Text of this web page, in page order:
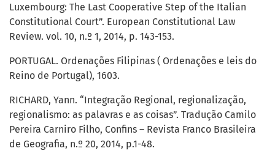
Luxembourg: The Last Cooperative Step of the Italian
Constitutional Court”. European Constitutional Law
Review. vol. 10, n.º 1, 2014, p. 143-153.
PORTUGAL. Ordenações Filipinas ( Ordenações e leis do
Reino de Portugal), 1603.
RICHARD, Yann. “Integração Regional, regionalização,
regionalismo: as palavras e as coisas”. Tradução Camilo
Pereira Carniro Filho, Confins – Revista Franco Brasileira
de Geografia, n.º 20, 2014, p.1-48.